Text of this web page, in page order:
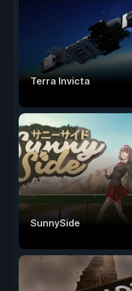
Terra Invicta
SunnySide